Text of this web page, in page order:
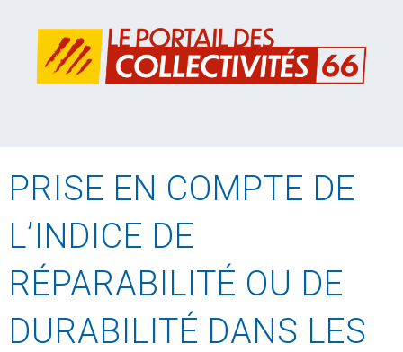
PRISE EN COMPTE DE
L’INDICE DE
RÉPARABILITÉ OU DE
DURABILITÉ DANS LES